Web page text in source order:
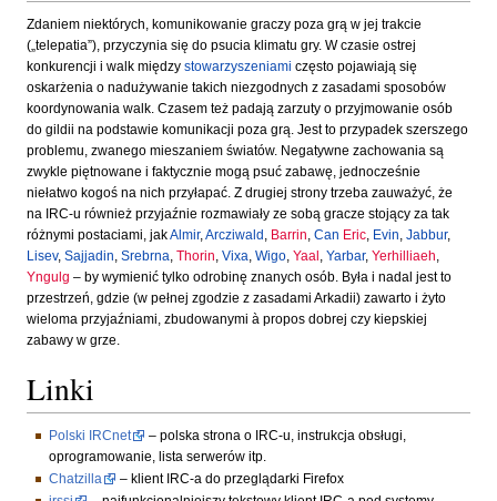
Zdaniem niektórych, komunikowanie graczy poza grą w jej trakcie
(„telepatia”), przyczynia się do psucia klimatu gry. W czasie ostrej
konkurencji i walk między stowarzyszeniami często pojawiają się
oskarżenia o nadużywanie takich niezgodnych z zasadami sposobów
koordynowania walk. Czasem też padają zarzuty o przyjmowanie osób
do gildii na podstawie komunikacji poza grą. Jest to przypadek szerszego
problemu, zwanego mieszaniem światów. Negatywne zachowania są
zwykle piętnowane i faktycznie mogą psuć zabawę, jednocześnie
niełatwo kogoś na nich przyłapać. Z drugiej strony trzeba zauważyć, że
na IRC-u również przyjaźnie rozmawiały ze sobą gracze stojący za tak
różnymi postaciami, jakAlmir,Arcziwald , Barrin, Can Eric, Evin, Jabbur,
Lisev, Sajjadin, Srebrna, Thorin, Vixa, Wigo, Yaal , Yarbar, Yerhilliaeh,
Yngulg – by wymienić tylko odrobinę znanych osób. Była i nadal jest to
przestrzeń, gdzie (w pełnej zgodzie z zasadami Arkadii) zawarto i żyto
wieloma przyjaźniami, zbudowanymi à propos dobrej czy kiepskiej
zabawy w grze.
Linki
Polski IRCnet
– polska strona o IRC-u, instrukcja obsługi,
oprogramowanie, lista serwerów itp.
Chatzilla
– klient IRC-a do przeglądarki Firefox